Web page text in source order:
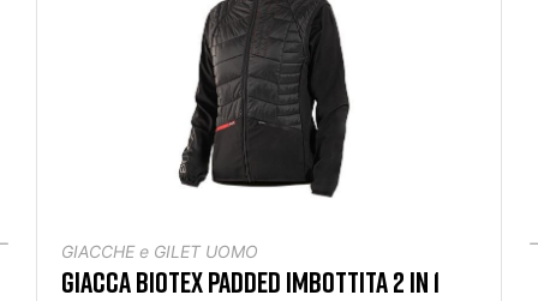
GIACCHE e GILET UOMO
GIACCA BIOTEX PADDED IMBOTTITA 2 IN 1